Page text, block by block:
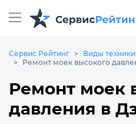
Сервис Рейтинг
Виды техники
Ремонт моек высокого
Ремонт моек
давления в